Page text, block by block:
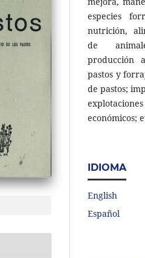
especies
nutrición,
de
producción
pastos y
de pastos;
económicos;
IDIOMA
English
Español